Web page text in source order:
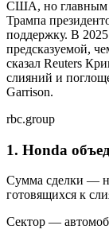
США, но главным
Трампа
поддержку. В
предсказуемой,
сказал Reuters
слияний и
Garrison.
rbc.group
1. Honda
Сумма сделки —
готовящихся к
Сектор —